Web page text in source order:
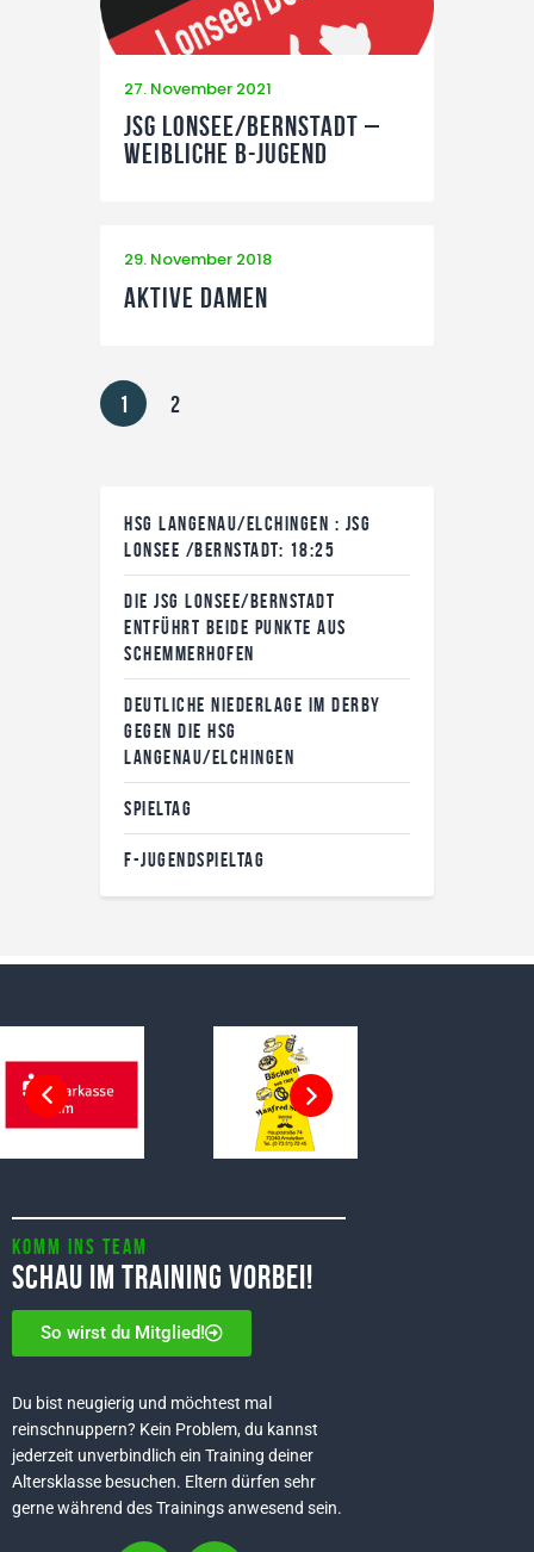
27. November 2021
JSG Lonsee/Bernstadt –
weibliche B-Jugend
29. November 2018
Aktive Damen
1 2
HSG LANGENAU/ELCHINGEN : JSG
LONSEE /BERNSTADT: 18:25
DIE JSG LONSEE/BERNSTADT
ENTFÜHRT BEIDE PUNKTE AUS
SCHEMMERHOFEN
DEUTLICHE NIEDERLAGE IM DERBY
GEGEN DIE HSG
LANGENAU/ELCHINGEN
SPIELTAG
F-JUGENDSPIELTAG
Komm ins Team
Schau im Training vorbei!
So wirst du Mitglied!
Du bist neugierig und möchtest mal
reinschnuppern? Kein Problem, du kannst
jederzeit unverbindlich ein Training deiner
Altersklasse besuchen. Eltern dürfen sehr
gerne während des Trainings anwesend sein.